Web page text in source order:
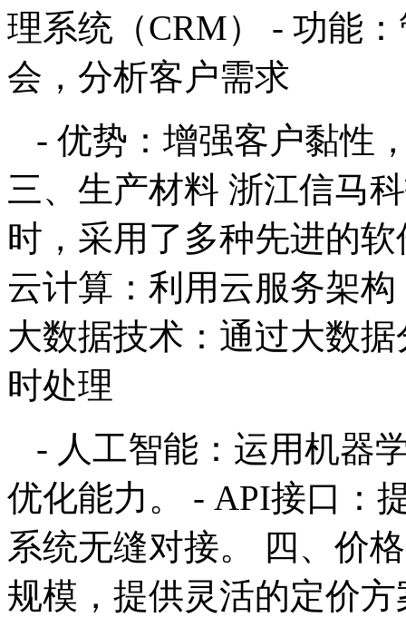
理系统（CRM） - 功能
会，分析客户需求
- 优势：增强客户黏性
三、生产材料 浙江信马
时，采用了多种先进的
云计算：利用云服务架
大数据技术：通过大数
时处理
- 人工智能：运用机器
优化能力。 - API接口：
系统无缝对接。 四、价
规模，提供灵活的定价